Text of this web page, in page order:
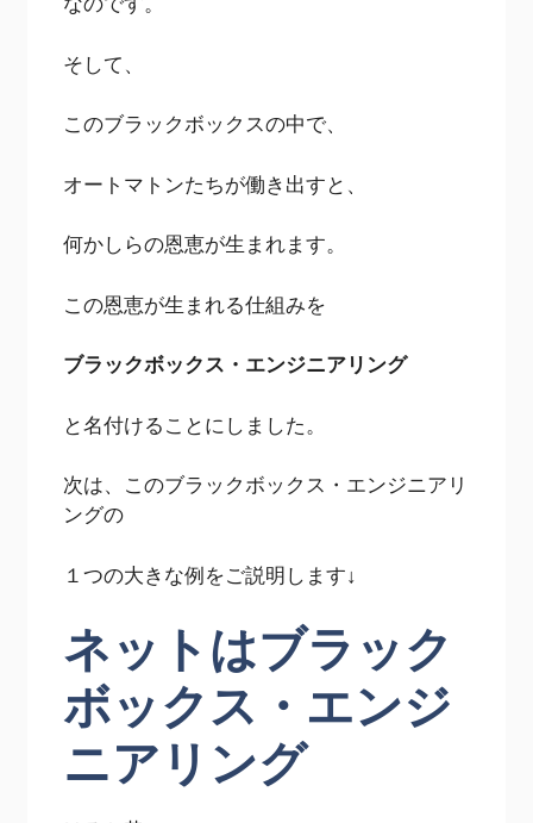
そして、
このブラックボックスの中で、
オートマトンたちが働き出すと、
何かしらの恩恵が生まれます。
この恩恵が生まれる仕組みを
ブラックボックス・エンジニアリング
と名付けることにしました。
次は、このブラックボックス・エンジニアリ
ングの
１つの大きな例をご説明します↓
ネットはブラック
ボックス・エンジ
ニアリング